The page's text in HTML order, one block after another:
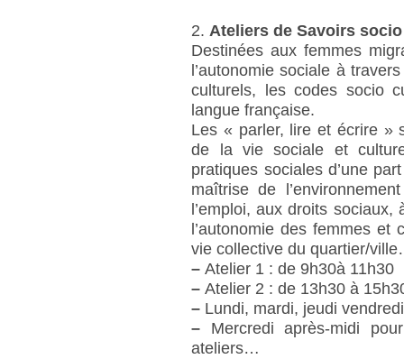
2.Ateliers de Savoirs
Destinées aux femmes
l’autonomie sociale à
culturels, les codes socio
langue française.
Les « parler, lire et écrire »
de la vie sociale et
pratiques sociales d’une
maîtrise de
l’emploi, aux droits
l’autonomie des femmes
vie collective du quartier/
– Atelier 1 : de 9h30à 11h30
– Atelier 2 : de 13h30 à
– Lundi, mardi, jeudi vendredi
– Mercredi après-midi
ateliers…